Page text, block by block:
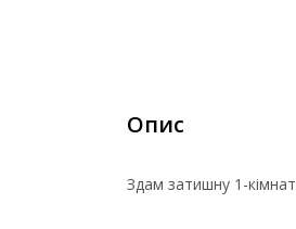
Опис
Здам затишну 1-